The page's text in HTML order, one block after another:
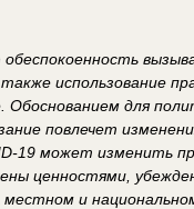
использование
Обоснованием для
повлечет
-19 может изменить
ценностями,
и